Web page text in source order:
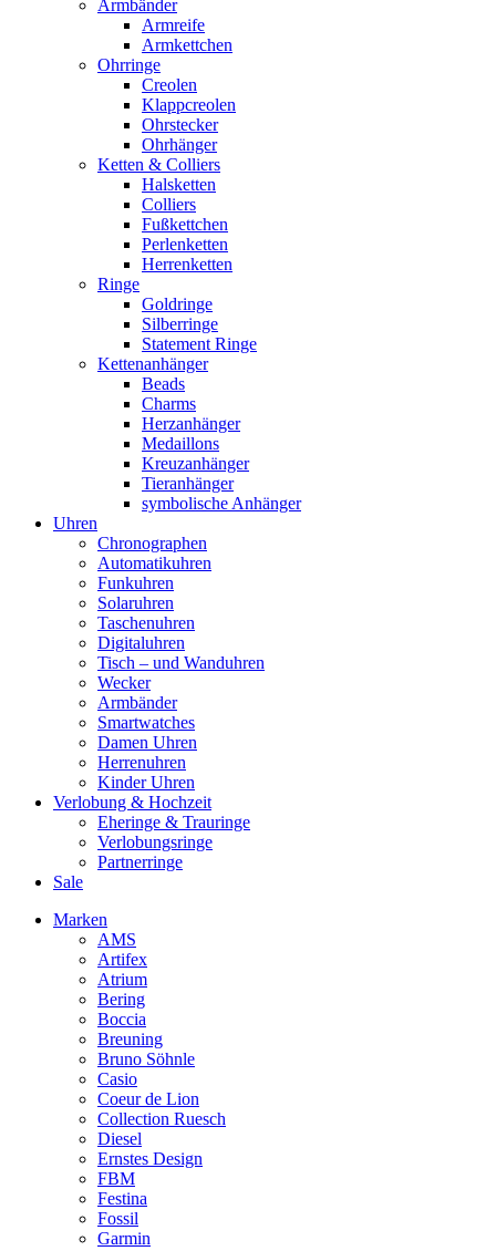
Armbänder
Armreife
Armkettchen
Ohrringe
Creolen
Klappcreolen
Ohrstecker
Ohrhänger
Ketten & Colliers
Halsketten
Colliers
Fußkettchen
Perlenketten
Herrenketten
Ringe
Goldringe
Silberringe
Statement Ringe
Kettenanhänger
Beads
Charms
Herzanhänger
Medaillons
Kreuzanhänger
Tieranhänger
symbolische Anhänger
Uhren
Chronographen
Automatikuhren
Funkuhren
Solaruhren
Taschenuhren
Digitaluhren
Tisch – und Wanduhren
Wecker
Armbänder
Smartwatches
Damen Uhren
Herrenuhren
Kinder Uhren
Verlobung & Hochzeit
Eheringe & Trauringe
Verlobungsringe
Partnerringe
Sale
Marken
AMS
Artifex
Atrium
Bering
Boccia
Breuning
Bruno Söhnle
Casio
Coeur de Lion
Collection Ruesch
Diesel
Ernstes Design
FBM
Festina
Fossil
Garmin